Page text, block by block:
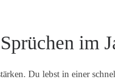
im
Du lebst in einer